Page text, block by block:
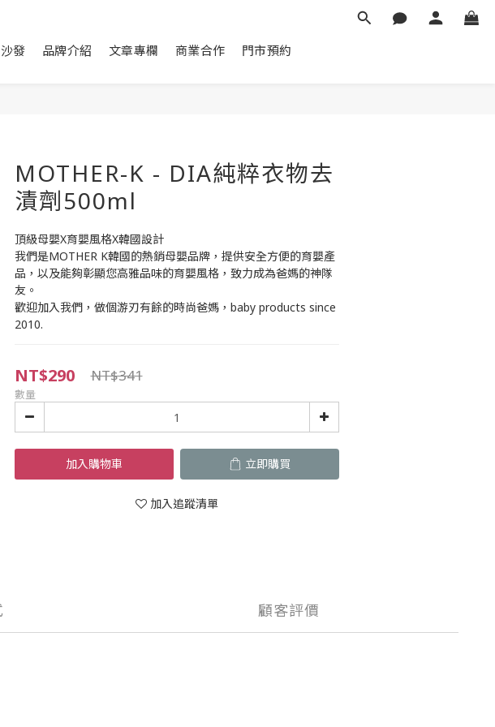
發 品牌介紹 文章專欄 商業合作 門市預約
MOTHER-K - DIA純粹衣物去
漬劑500ml
頂級母嬰X育嬰風格X韓國設計
我們是MOTHER K韓國的熱銷母嬰品牌，提供安全方便的育嬰產
品，以及能夠彰顯您高雅品味的育嬰風格，致力成為爸媽的神隊
友。
歡迎加入我們，做個游刃有餘的時尚爸媽，baby products since
2010.
NT$290 NT$341
數量
加入購物車 立即購買
加入追蹤清單
顧客評價